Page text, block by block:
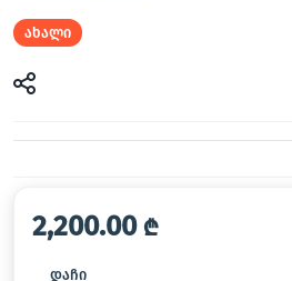
ახალი
2,200.00 ₾
დაჩი